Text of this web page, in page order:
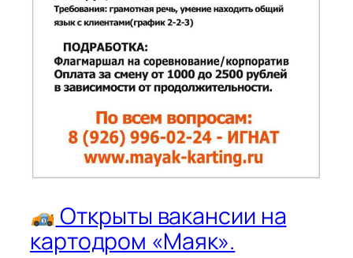
Открыты вакансии на
картодром «Маяк».